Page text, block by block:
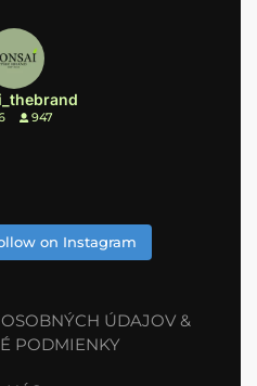
947
on Instagram
ÚDAJOV &
PODMIENKY